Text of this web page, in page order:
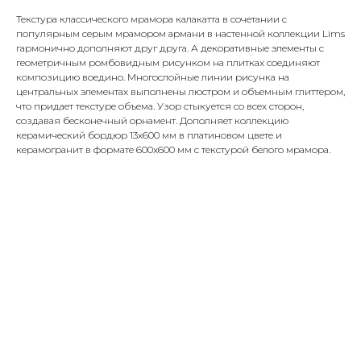
Текстура классического мрамора калакатта в сочетании с
популярным серым мрамором армани в настенной коллекции Lims
гармонично дополняют друг друга. А декоративные элементы с
геометричным ромбовидным рисунком на плитках соединяют
композицию воедино. Многослойные линии рисунка на
центральных элементах выполнены люстром и объемным глиттером,
что придает текстуре объема. Узор стыкуется со всех сторон,
создавая бесконечный орнамент. Дополняет коллекцию
керамический бордюр 13х600 мм в платиновом цвете и
керамогранит в формате 600x600 мм с текстурой белого мрамора.